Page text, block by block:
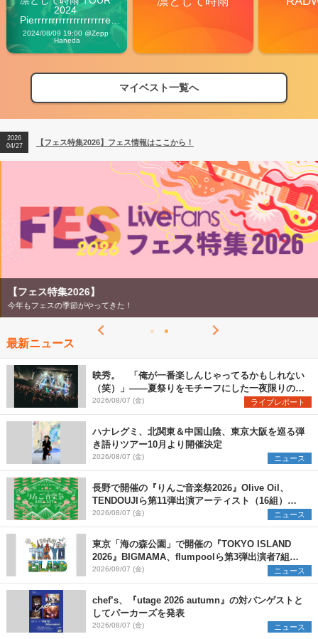
2024
Pierrrrrrrrrrrrrrrrrrrre
Vibes
2024/08/09 19:00 @Zepp
Haneda
マイベスト一覧へ
【フェス特集2026】フェス情報はここから！
【ライブ動員ランキング】2026年上半期編発表！
2026
04/27
【フェス特集2026】フェス情報はここから！
2026
【ライブ動員ランキング】2026年上半期編発表！
【フェス特集2026】
今年もフェスの季節がやってきた！
最新ニュース
映秀。 「俺が一番楽しんじゃってるかもしれない
（笑）」――夏祭りをモチーフにした一夜限りのス
ペシャルライブ『色祭』レポート
2026/08/07 (金) ライブレポート
ハナレグミ、北関東＆中国山陰、東京大阪を巡る弾
き語りツアー10月より開催決定
2026/08/07 (金) ニュース
長野で開催の『りんご音楽祭2026』Olive Oil、
TENDOUJIら第11弾出演アーティスト（16組）を
発表
2026/08/07 (金) ニュース
東京「海の森公園」で開催の『TOKYO ISLAND
2026』BIGMAMA、flumpoolら第3弾出演者7組を
発表 ワークショップ・アート出展者を募集
2026/08/07 (金) ニュース
chef’s、『utage 2026 autumn』の対バンゲストと
してパーカーズを発表
2026/08/07 (金) ニュース